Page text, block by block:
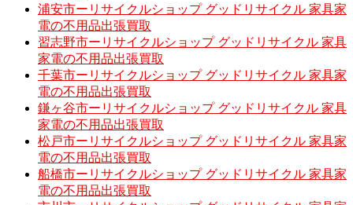
浦安市ーリサイクルショップ グッドリサイクル 家具家
電の不用品出張買取
習志野市ーリサイクルショップ グッドリサイクル 家具
家電の不用品出張買取
千葉市ーリサイクルショップ グッドリサイクル 家具家
電の不用品出張買取
鎌ヶ谷市ーリサイクルショップ グッドリサイクル 家具
家電の不用品出張買取
松戸市ーリサイクルショップ グッドリサイクル 家具家
電の不用品出張買取
船橋市ーリサイクルショップ グッドリサイクル 家具家
電の不用品出張買取